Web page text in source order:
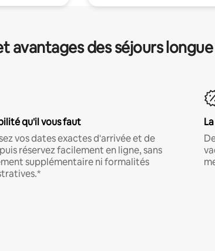
avantages des séjours
qu'il vous faut
vos dates exactes d'arrivée et de
réservez facilement en ligne, sans
supplémentaire ni formalités